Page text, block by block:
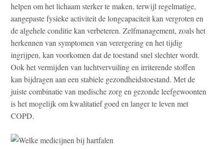
helpen om het lichaam sterker te maken, terwijl regelmatige,
aangepaste fysieke activiteit de longcapaciteit kan vergroten en
de algehele conditie kan verbeteren. Zelfmanagement, zoals het
herkennen van symptomen van verergering en het tijdig
ingrijpen, kan voorkomen dat de toestand snel slechter wordt.
Ook het vermijden van luchtvervuiling en irriterende stoffen
kan bijdragen aan een stabiele gezondheidstoestand. Met de
juiste combinatie van medische zorg en gezonde leefgewoonten
is het mogelijk om kwalitatief goed en langer te leven met
COPD.